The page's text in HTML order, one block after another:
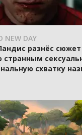
NEW DAY
разнёс
странным
схватку